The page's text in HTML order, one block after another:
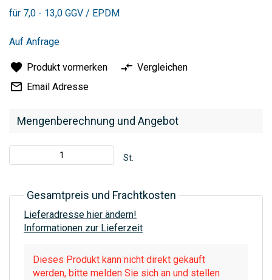
der
springen
Mengenberechnung und Angebot
St.
Gesamtpreis und Frachtkosten
Lieferadresse hier ändern!
Informationen zur Lieferzeit
Dieses Produkt kann nicht direkt gekauft
werden, bitte melden Sie sich an und stellen
für 7,0 - 13,0 GGV / EPDM
Auf Anfrage
Produkt vormerken
Vergleichen
Email Adresse